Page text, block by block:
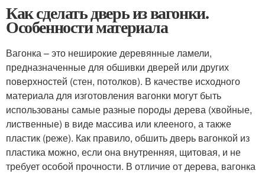
Как сделать дверь из вагонки.
Особенности материала
Вагонка – это неширокие деревянные ламели,
предназначенные для обшивки дверей или других
поверхностей (стен, потолков). В качестве исходного
материала для изготовления вагонки могут быть
использованы самые разные породы дерева (хвойные,
лиственные) в виде массива или клееного, а также
пластик (реже). Как правило, обшить дверь вагонкой из
пластика можно, если она внутренняя, щитовая, и не
требует особой прочности. В отличие от дерева, вагонка